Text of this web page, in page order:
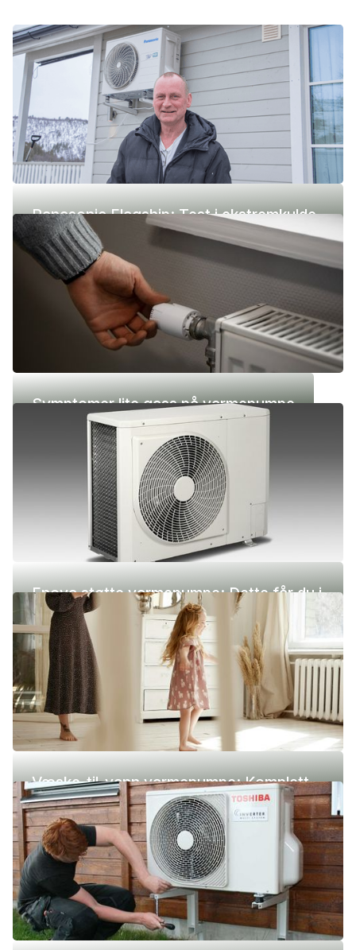
Panasonic Flagship: Test i ekstremkulde
(-42 °C)
Symptomer lite gass på varmepumpe
Enova støtte varmepumpe: Dette får du i
2026
Væske-til-vann varmepumpe: Komplett
guide (pris, fordeler og ulemper)